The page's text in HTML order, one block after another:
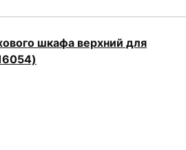
шкафа верхний для